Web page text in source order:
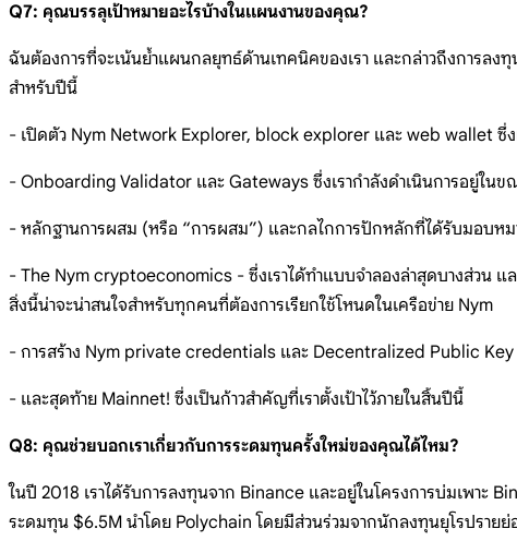
Q7: คุณบรรลุเป้าหมายอะไรบ้างในแผนงานของคุณ?
ฉันต้องการที่จะเน้นย้ำแผนกลยุทธ์ด้านเทคนิคของเรา และกล่าวถึงการลง
สำหรับปีนี้
- เปิดตัว Nym Network Explorer, block explorer และ web wallet ซึ่ง
- Onboarding Validator และ Gateways ซึ่งเรากำลังดำเนินการอยู่ในข
- หลักฐานการผสม (หรือ “การผสม”) และกลไกการปักหลักที่ได้รับมอบห
- The Nym cryptoeconomics - ซึ่งเราได้ทำแบบจำลองล่าสุดบางส่วน แ
สิ่งนี้น่าจะน่าสนใจสำหรับทุกคนที่ต้องการเรียกใช้โหนดในเครือข่าย Nym
- การสร้าง Nym private credentials และ Decentralized Public
- และสุดท้าย Mainnet! ซึ่งเป็นก้าวสำคัญที่เราตั้งเป้าไว้ภายในสิ้นปีนี้
Q8: คุณช่วยบอกเราเกี่ยวกับการระดมทุนครั้งใหม่ของคุณได้ไหม?
ในปี 2018 เราได้รับการลงทุนจาก Binance และอยู่ในโครงการบ่มเพาะ
ระดมทุน $6.5M นำโดย Polychain โดยมีส่วนร่วมจากนักลงทุนยุโรปราย